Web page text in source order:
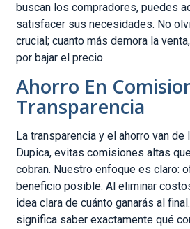
buscan los compradores, puedes
satisfacer sus necesidades. No
crucial; cuanto más demora la
por bajar el precio.
Ahorro En
Transparencia
La transparencia y el ahorro van de
Dupica, evitas comisiones altas
cobran. Nuestro enfoque es claro:
beneficio posible. Al eliminar
idea clara de cuánto ganarás al
significa saber exactamente qué